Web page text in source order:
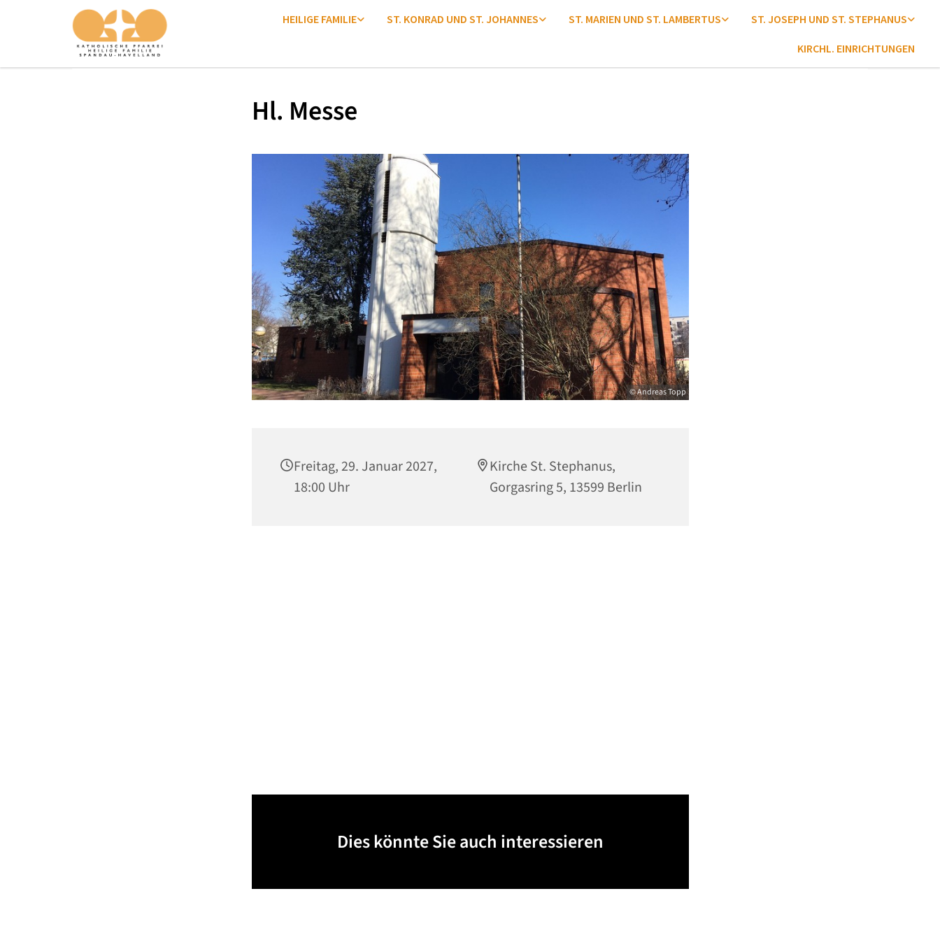
HEILIGE FAMILIE ST. KONRAD UND ST. JOHANNES ST. MARIEN UND ST. LAMBERTUS ST. JOSEPH UND ST. STEPHANUS
KIRCHL. EINRICHTUNGEN
Hl. Messe
© Andreas Topp
Freitag, 29. Januar 2027,
18:00 Uhr
Kirche St. Stephanus,
Gorgasring 5, 13599 Berlin
Dies könnte Sie auch interessieren